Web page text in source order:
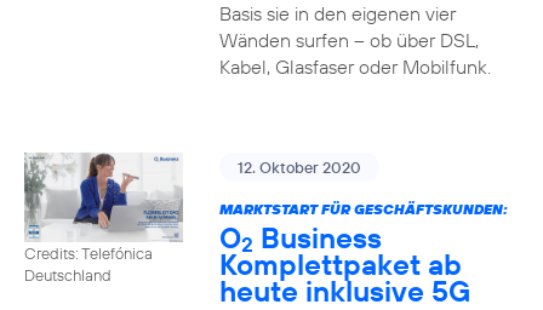
Basis sie in den eigenen vier
Wänden surfen – ob über DSL,
Kabel, Glasfaser oder Mobilfunk.
Credits: Telefónica
Deutschland
12. Oktober 2020
MARKTSTART FÜR GESCHÄFTSKUNDEN:
O2 Business
Komplettpaket ab
heute inklusive 5G